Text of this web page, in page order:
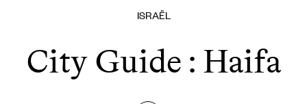
ISRAËL
City Guide : Haifa